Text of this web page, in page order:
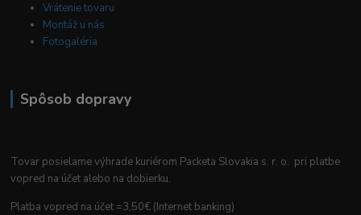
Vrátenie tovaru
Montáž u nás
Fotogaléria
Spôsob dopravy
Tovar posielame výhrade kuriérom Packeta Slovakia s. r. o. pri platbe
vopred na účet alebo na dobierku.
Platba vopred na účet =3,50€ (Internet banking)